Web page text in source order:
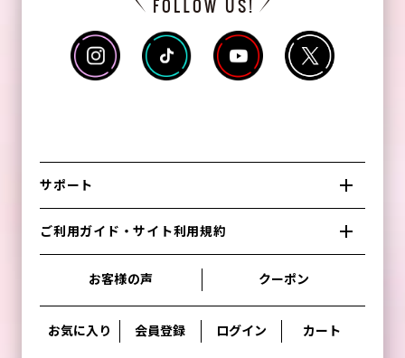
サポート
ご利用ガイド・サイト利用規約
お客様の声 クーポン
お気に入り 会員登録 ログイン カート